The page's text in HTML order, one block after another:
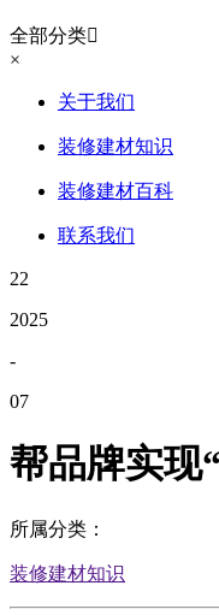
全部分类
×
关于我们
装修建材知识
装修建材百科
联系我们
22
2025
-
07
帮品牌实现
所属分类：
装修建材知识